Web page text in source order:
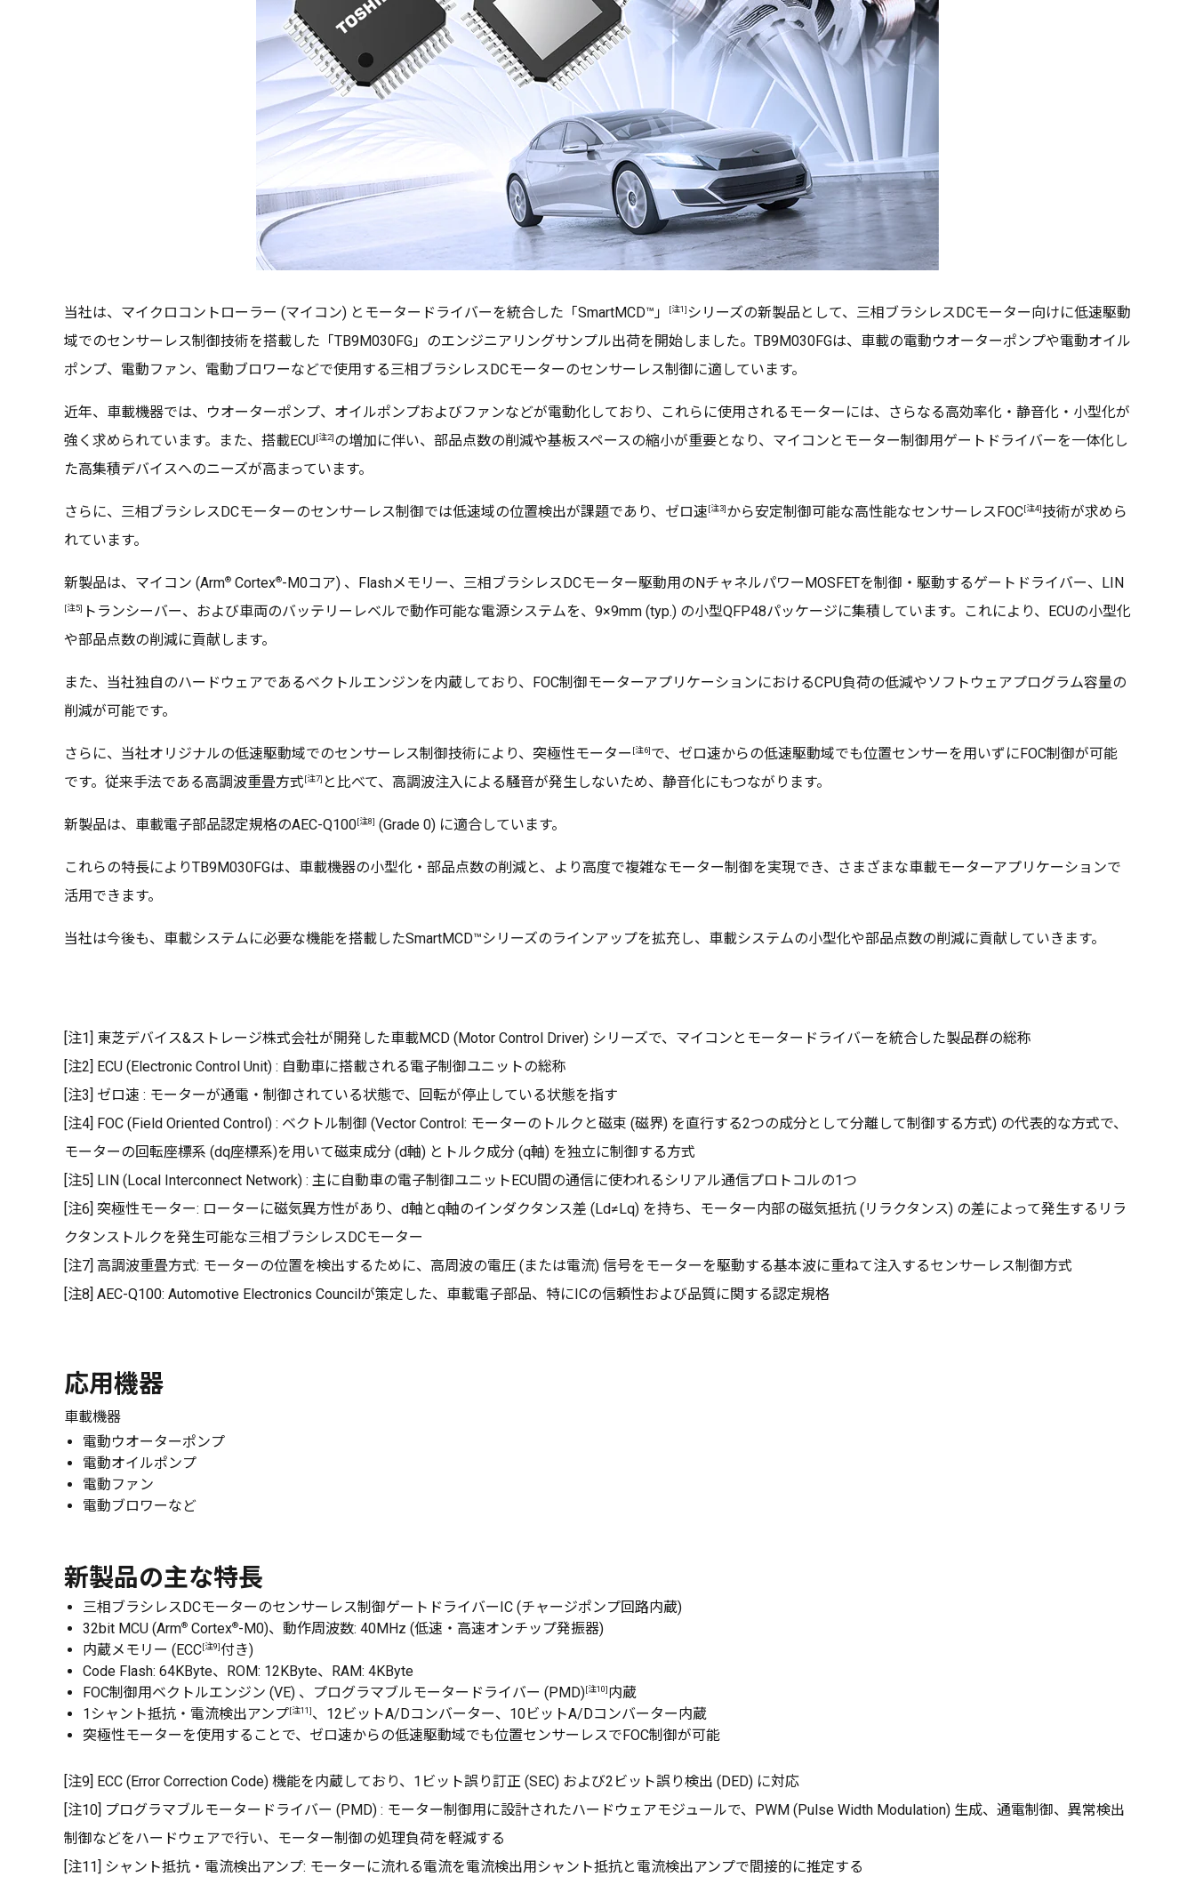
当社は、マイクロコントローラー (マイコン) とモータードライバーを統合した「SmartMCD™」 [注1] シリーズの新製品として、三相ブラシレスDCモーター向けに低速駆動
域でのセンサーレス制御技術を搭載した「TB9M030FG」のエンジニアリングサンプル出荷を開始しました。TB9M030FGは、車載の電動ウオーターポンプや電動オイル
ポンプ、電動ファン、電動ブロワーなどで使用する三相ブラシレスDCモーターのセンサーレス制御に適しています。
近年、車載機器では、ウオーターポンプ、オイルポンプおよびファンなどが電動化しており、これらに使用されるモーターには、さらなる高効率化・静音化・小型化が
強く求められています。また、搭載ECU[注2]の増加に伴い、部品点数の削減や基板スペースの縮小が重要となり、マイコンとモーター制御用ゲートドライバーを一体化し
た高集積デバイスへのニーズが高まっています。
さらに、三相ブラシレスDCモーターのセンサーレス制御では低速域の位置検出が課題であり、ゼロ速[注3]から安定制御可能な高性能なセンサーレスFOC[注4]技術が求めら
れています。
新製品は、マイコン (Arm® Cortex®-M0コア) 、Flashメモリー、三相ブラシレスDCモーター駆動用のNチャネルパワーMOSFETを制御・駆動するゲートドライバー、LIN
[注5] トランシーバー、および車両のバッテリーレベルで動作可能な電源システムを、9×9mm (typ.) の小型QFP48パッケージに集積しています。これにより、ECUの小型化
や部品点数の削減に貢献します。
また、当社独自のハードウェアであるベクトルエンジンを内蔵しており、FOC制御モーターアプリケーションにおけるCPU負荷の低減やソフトウェアプログラム容量の
削減が可能です。
さらに、当社オリジナルの低速駆動域でのセンサーレス制御技術により、突極性モーター [注6]で、ゼロ速からの低速駆動域でも位置センサーを用いずにFOC制御が可能
です。従来手法である高調波重畳方式[注7] と比べて、高調波注入による騒音が発生しないため、静音化にもつながります。
新製品は、車載電子部品認定規格のAEC-Q100[注8] (Grade 0) に適合しています。
これらの特長によりTB9M030FGは、車載機器の小型化・部品点数の削減と、より高度で複雑なモーター制御を実現でき、さまざまな車載モーターアプリケーションで
活用できます。
当社は今後も、車載システムに必要な機能を搭載したSmartMCD™シリーズのラインアップを拡充し、車載システムの小型化や部品点数の削減に貢献していきます。
[注1] 東芝デバイス&ストレージ株式会社が開発した車載MCD (Motor Control Driver) シリーズで、マイコンとモータードライバーを統合した製品群の総称
[注2] ECU (Electronic Control Unit) : 自動車に搭載される電子制御ユニットの総称
[注3] ゼロ速 : モーターが通電・制御されている状態で、回転が停止している状態を指す
[注4] FOC (Field Oriented Control) : ベクトル制御 (Vector Control: モーターのトルクと磁束 (磁界) を直行する2つの成分として分離して制御する方式) の代表的な方式で、
モーターの回転座標系 (dq座標系)を用いて磁束成分 (d軸) とトルク成分 (q軸) を独立に制御する方式
[注5] LIN (Local Interconnect Network) : 主に自動車の電子制御ユニットECU間の通信に使われるシリアル通信プロトコルの1つ
[注6] 突極性モーター: ローターに磁気異方性があり、d軸とq軸のインダクタンス差 (Ld≠Lq) を持ち、モーター内部の磁気抵抗 (リラクタンス) の差によって発生するリラ
クタンストルクを発生可能な三相ブラシレスDCモーター
[注7] 高調波重畳方式: モーターの位置を検出するために、高周波の電圧 (または電流) 信号をモーターを駆動する基本波に重ねて注入するセンサーレス制御方式
[注8] AEC-Q100: Automotive Electronics Councilが策定した、車載電子部品、特にICの信頼性および品質に関する認定規格
応用機器
車載機器
電動ウオーターポンプ
電動オイルポンプ
電動ファン
電動ブロワーなど
新製品の主な特長
三相ブラシレスDCモーターのセンサーレス制御ゲートドライバーIC (チャージポンプ回路内蔵)
32bit MCU (Arm® Cortex®-M0)、動作周波数: 40MHz (低速・高速オンチップ発振器)
内蔵メモリー (ECC[注9]付き)
Code Flash: 64KByte、ROM: 12KByte、RAM: 4KByte
FOC制御用ベクトルエンジン (VE) 、プログラマブルモータードライバー (PMD)[注10]内蔵
1シャント抵抗・電流検出アンプ[注11]、12ビットA/Dコンバーター、10ビットA/Dコンバーター内蔵
突極性モーターを使用することで、ゼロ速からの低速駆動域でも位置センサーレスでFOC制御が可能
[注9] ECC (Error Correction Code) 機能を内蔵しており、1ビット誤り訂正 (SEC) および2ビット誤り検出 (DED) に対応
[注10] プログラマブルモータードライバー (PMD) : モーター制御用に設計されたハードウェアモジュールで、PWM (Pulse Width Modulation) 生成、通電制御、異常検出
制御などをハードウェアで行い、モーター制御の処理負荷を軽減する
[注11] シャント抵抗・電流検出アンプ: モーターに流れる電流を電流検出用シャント抵抗と電流検出アンプで間接的に推定する